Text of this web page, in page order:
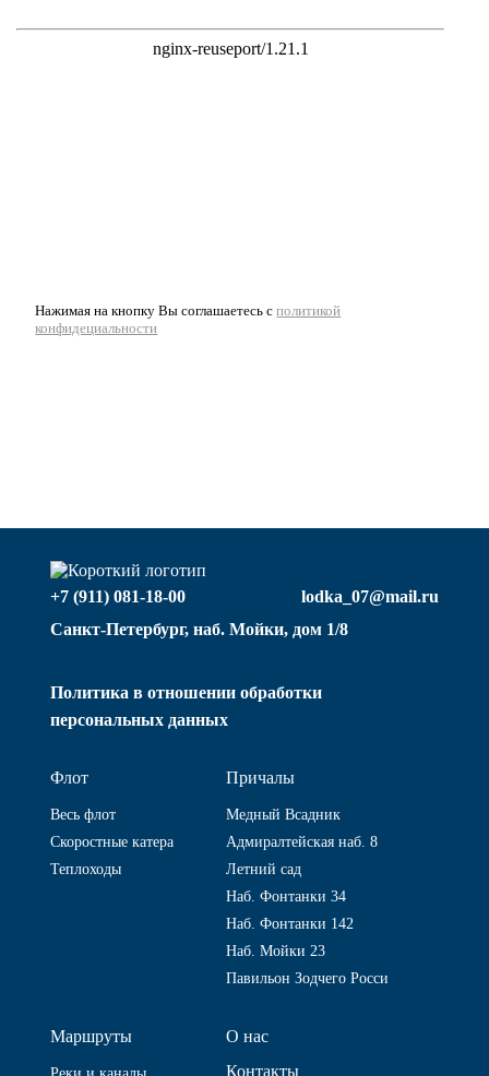
Нажимая на кнопку Вы соглашаетесь сполитикой
конфидециальности
+7 (911) 081-18-00
lodka_07@mail.ru
Санкт-Петербург, наб. Мойки, дом 1/8
Политика в отношении обработки
персональных данных
Флот
Весь флот
Скоростные катера
Теплоходы
Причалы
Медный Всадник
Адмиралтейская наб. 8
Летний сад
Наб. Фонтанки 34
Наб. Фонтанки 142
Наб. Мойки 23
Павильон Зодчего Росси
Маршруты
О нас
Контакты